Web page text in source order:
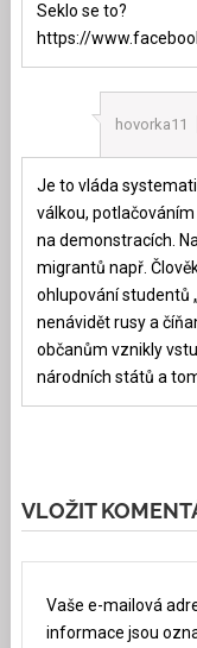
Seklo se to?
https://
hovorka11
Je to vláda
válkou,
na demonstracích.
migrantů např.
ohlupování studentů
nenávidět rusy a
občanům vznikly
národních států a
VLOŽIT
Vaše e-mailová
informace jsou